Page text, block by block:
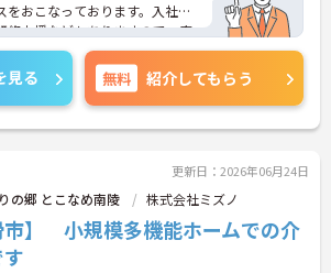
をおこなっております。入社後
修支援などもありますので、安
いただけますよ。
非ご応募ください。
見る 無料 紹介してもらう
更新日：2026年06月24日
の郷 とこなめ南陵 株式会社ミズノ
市】 小規模多機能ホームでの介